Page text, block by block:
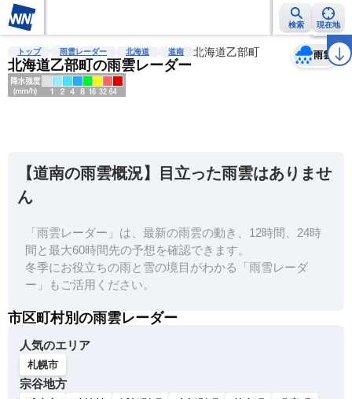
検索 現在地
雨雲レーダー 台風情報 地震情報 警報・注意報 2週間天気 ラ
トップ 雨雲レーダー 北海道 道南 北海道乙部町
北海道乙部町の雨雲レーダー
雨雲
天気 台風
【道南の雨雲概況】目立った雨雲はありませ
ん
「雨雲レーダー」は、最新の雨雲の動き、12時間、24時
間と最大60時間先の予想を確認できます。
冬季にお役立ちの雨と雪の境目がわかる「雨雪レーダ
ー」もご活用ください。
市区町村別の雨雲レーダー
人気のエリア
札幌市
宗谷地方